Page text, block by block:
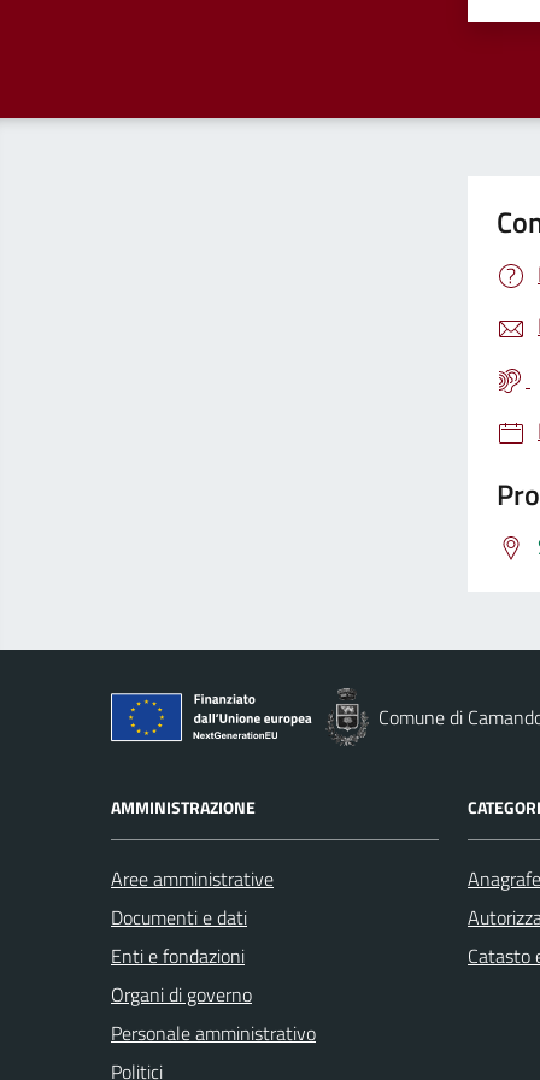
Comune di
AMMINISTRAZIONE
Aree amministrative
Documenti e dati
Enti e fondazioni
Organi di governo
Personale amministrativo
Politici
Catasto